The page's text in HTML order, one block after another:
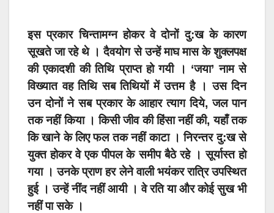
इस प्रकार चिन्तामग्न होकर वे दोनों दु:ख के कारण
सूखते जा रहे थे । दैवयोग से उन्हें माघ मास के शुक्लपक्ष
की एकादशी की तिथि प्राप्त हो गयी । ‘जया’ नाम से
विख्यात वह तिथि सब तिथियों में उत्तम है । उस दिन
उन दोनों ने सब प्रकार के आहार त्याग दिये, जल पान
तक नहीं किया । किसी जीव की हिंसा नहीं की, यहाँ तक
कि खाने के लिए फल तक नहीं काटा । निरन्तर दु:ख से
युक्त होकर वे एक पीपल के समीप बैठे रहे । सूर्यास्त हो
गया । उनके प्राण हर लेने वाली भयंकर रात्रि उपस्थित
हुई । उन्हें नींद नहीं आयी । वे रति या और कोई सुख भी
नहीं पा सके ।